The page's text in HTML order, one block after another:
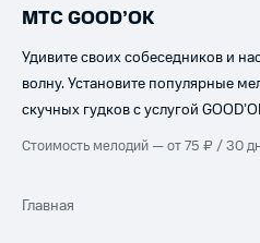
МТС GOOD’OK
Удивите своих собеседников и
волну. Установите популярные
скучных гудков с услугой
Стоимость мелодий — от 75 ₽ / 30
Главная